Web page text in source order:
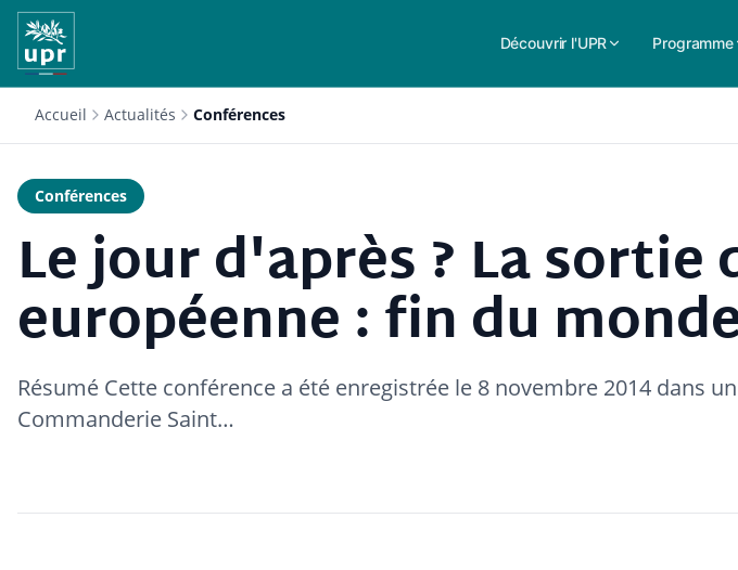
Découvrir l'UPR Programme
Accueil Actualités Conférences
Conférences
Le jour d'après ? La sortie
européenne : fin du
Résumé Cette conférence a été enregistrée le 8 novembre 2014 dans
Commanderie Saint…